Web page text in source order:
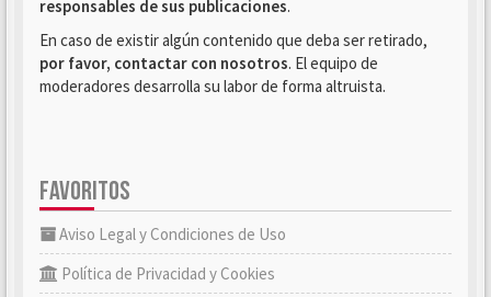
responsables de sus publicaciones.
En caso de existir algún contenido que deba ser retirado,
por favor, contactar con nosotros. El equipo de
moderadores desarrolla su labor de forma altruista.
FAVORITOS
Aviso Legal y Condiciones de Uso
Política de Privacidad y Cookies